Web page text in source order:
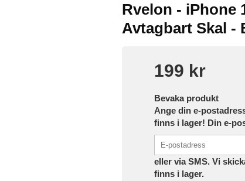
Rvelon - iPhone
Avtagbart Skal -
199 kr
Bevaka produkt
Ange din e-
finns i lager! Din e-
eller via SMS. Vi
finns i lager.